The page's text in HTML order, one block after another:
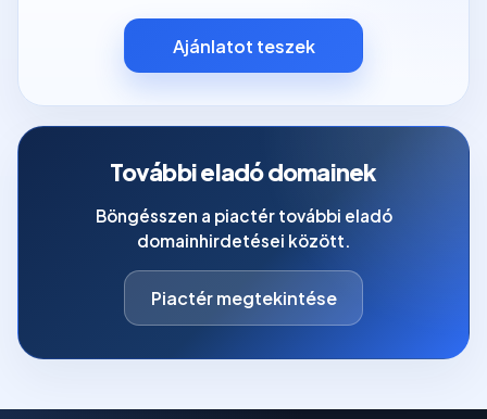
Ajánlatot teszek
További eladó domainek
Böngésszen a piactér további eladó
domainhirdetései között.
Piactér megtekintése